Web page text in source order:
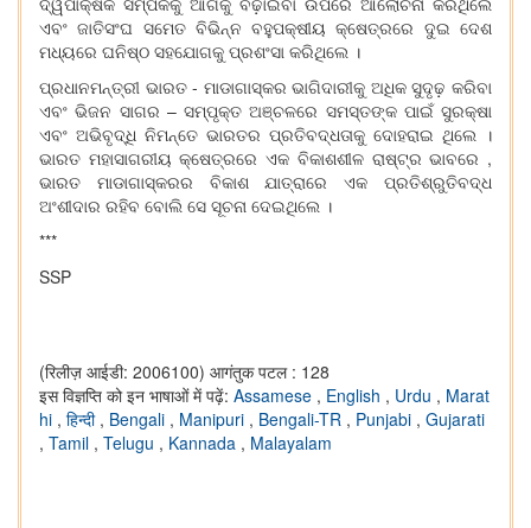
ଏବଂ ଜାତିସଂଘ ସମେତ ବିଭିନ୍ନ ବହୁପକ୍ଷୀୟ କ୍ଷେତ୍ରରେ ଦୁଇ ଦେଶ
ମଧ୍ୟରେ ଘନିଷ୍ଠ ସହଯୋଗକୁ ପ୍ରଶଂସା କରିଥିଲେ ।
ପ୍ରଧାନମନ୍ତ୍ରୀ ଭାରତ - ମାଡାଗାସ୍କର ଭାଗିଦାରୀକୁ ଅଧିକ ସୁଦୃଢ଼ କରିବା
ଏବଂ ଭିଜନ ସାଗର – ସମ୍ପୃକ୍ତ ଅଞ୍ଚଳରେ ସମସ୍ତଙ୍କ ପାଇଁ ସୁରକ୍ଷା
ଏବଂ ଅଭିବୃଦ୍ଧି ନିମନ୍ତେ ଭାରତର ପ୍ରତିବଦ୍ଧତାକୁ ଦୋହରାଇ ଥିଲେ ।
ଭାରତ ମହାସାଗରୀୟ କ୍ଷେତ୍ରରେ ଏକ ବିକାଶଶୀଳ ରାଷ୍ଟ୍ର ଭାବରେ ,
ଭାରତ ମାଡାଗାସ୍କରର ବିକାଶ ଯାତ୍ରାରେ ଏକ ପ୍ରତିଶ୍ରୁତିବଦ୍ଧ
ଅଂଶୀଦାର ରହିବ ବୋଲି ସେ ସୂଚନା ଦେଇଥିଲେ ।
***
SSP
(रिलीज़ आईडी: 2006100) आगंतुक पटल : 128
इस विज्ञप्ति को इन भाषाओं में पढ़ें: Assamese , English , Urdu , Marat
hi , हिन्दी , Bengali , Manipuri , Bengali-TR , Punjabi , Gujarati
, Tamil , Telugu , Kannada , Malayalam